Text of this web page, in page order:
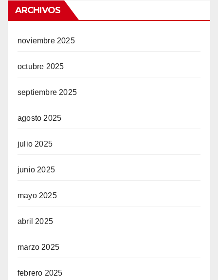
ARCHIVOS
noviembre 2025
octubre 2025
septiembre 2025
agosto 2025
julio 2025
junio 2025
mayo 2025
abril 2025
marzo 2025
febrero 2025